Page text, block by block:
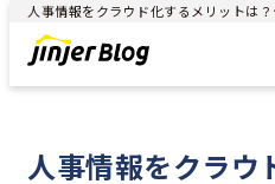
人事情報をクラウ